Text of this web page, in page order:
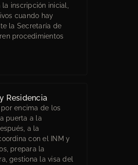
inscripción inicial,
cuando hay
la Secretaría de
procedimientos
Residencia
por encima de los
puerta a la
a la
con el INM y
prepara la
gestiona la visa del